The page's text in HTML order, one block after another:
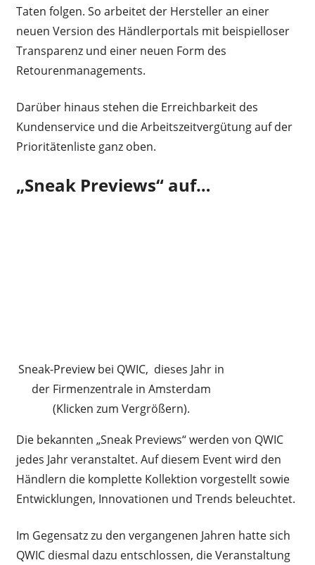
Taten folgen. So arbeitet der Hersteller an einer
neuen Version des Händlerportals mit beispielloser
Transparenz und einer neuen Form des
Retourenmanagements.
Darüber hinaus stehen die Erreichbarkeit des
Kundenservice und die Arbeitszeitvergütung auf der
Prioritätenliste ganz oben.
„Sneak Previews“ auf…
Sneak-Preview bei QWIC, dieses Jahr in
der Firmenzentrale in Amsterdam
(Klicken zum Vergrößern).
Die bekannten „Sneak Previews“ werden von QWIC
jedes Jahr veranstaltet. Auf diesem Event wird den
Händlern die komplette Kollektion vorgestellt sowie
Entwicklungen, Innovationen und Trends beleuchtet.
Im Gegensatz zu den vergangenen Jahren hatte sich
QWIC diesmal dazu entschlossen, die Veranstaltung